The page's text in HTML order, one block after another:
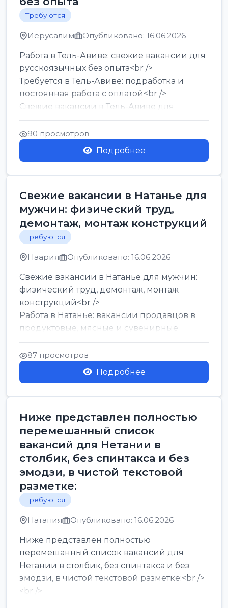
Требуются
Иерусалим Опубликовано: 16.06.2026
Работа в Тель-Авиве: свежие вакансии для
русскоязычных без опыта<br />
Требуется в Тель-Авиве: подработка и
постоянная работа с оплатой<br />
Свежие вакансии в Тель-Авиве для
мужчин и женщин от хозя...
90 просмотров
Подробнее
Свежие вакансии в Натанье для
мужчин: физический труд,
демонтаж, монтаж конструкций
Требуются
Наария Опубликовано: 16.06.2026
Свежие вакансии в Натанье для мужчин:
физический труд, демонтаж, монтаж
конструкций<br />
Работа в Натанье: вакансии продавцов в
продуктовые, мясные и сувенирные
лавки<br />
Разнорабочий на сборку м...
87 просмотров
Подробнее
Ниже представлен полностью
перемешанный список
вакансий для Нетании в
столбик, без спинтакса и без
эмодзи, в чистой текстовой
разметке:
Требуются
Натания Опубликовано: 16.06.2026
Ниже представлен полностью
перемешанный список вакансий для
Нетании в столбик, без спинтакса и без
эмодзи, в чистой текстовой разметке:<br />
<br />
Работа в Нетании на мебельном